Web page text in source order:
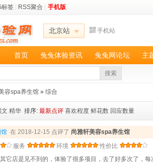
标签 RSS聚合 手机版
北京站 手机站
首页 兔兔体验资讯 兔兔网论坛 主
搜索
容spa养生馆 » 综合
文 精华 排序: 最新点评 喜欢程度 鲜花数 回应数量
馆 在 2018-12-15 点评了 尚雅轩美容spa养生馆
服务 环境
性价比
它店是见不到的，体验了很多项目，去了好多次了，